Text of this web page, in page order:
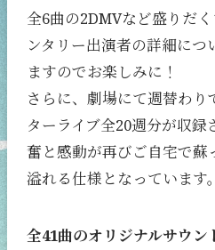
全6曲の2DMVなど盛りだ
ンタリー出演者の詳細につ
ますのでお楽しみに！
さらに、劇場にて週替わり
ターライブ全20週分が収
奮と感動が再びご自宅で蘇
溢れる仕様となっています。
全41曲のオリジナルサウ